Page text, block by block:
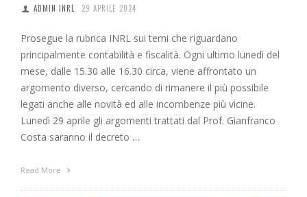
ADMIN INRL 29 APRILE 2024
Prosegue la rubrica INRL sui temi che riguardano
principalmente contabilità e fiscalità. Ogni ultimo lunedì del
mese, dalle 15.30 alle 16.30 circa, viene affrontato un
argomento diverso, cercando di rimanere il più possibile
legati anche alle novità ed alle incombenze più vicine.
Lunedì 29 aprile gli argomenti trattati dal Prof. Gianfranco
Costa saranno il decreto …
Read More